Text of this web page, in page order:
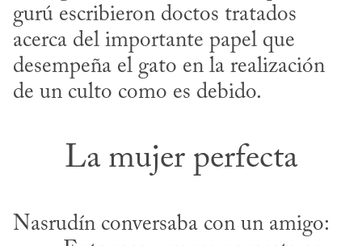
gurú escribieron doctos tratados
acerca del importante papel que
desempeña el gato en la realización
de un culto como es debido.
La mujer perfecta
Nasrudín conversaba con un amigo: